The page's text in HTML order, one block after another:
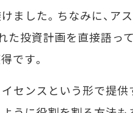
ました。ちなみに、ア
投資計画を直接語って
です。
センスという形で提供